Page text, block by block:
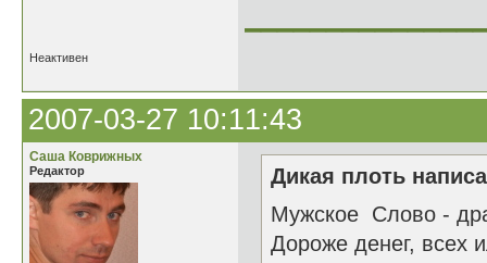
Неактивен
2007-03-27 10:11:43
Саша Коврижных
Редактор
Дикая плоть
Мужское Слово -
Дороже денег, всех